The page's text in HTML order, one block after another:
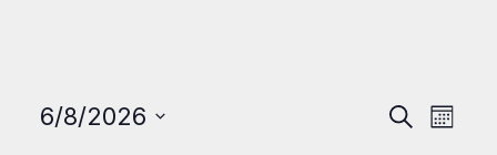
Sök Månad
6/8/2026